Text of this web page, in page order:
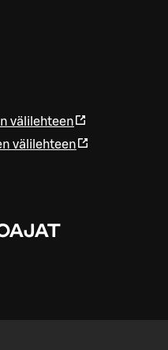
välilehteen
välilehteen